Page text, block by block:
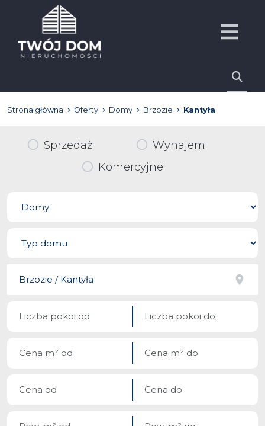
Strona główna Oferty Domy Brzozie Kantyła
Sprzedaż
Wynajem
Komercyjne